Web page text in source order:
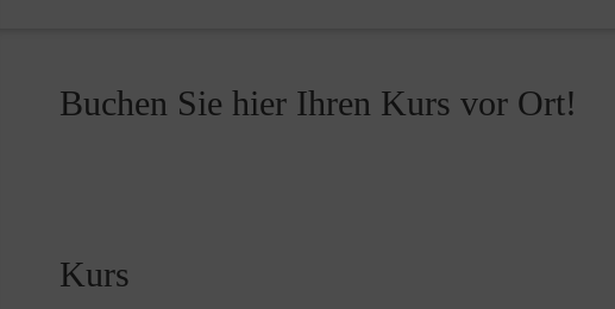
Buchen Sie hier Ihren Kurs vor Ort!
Kurs